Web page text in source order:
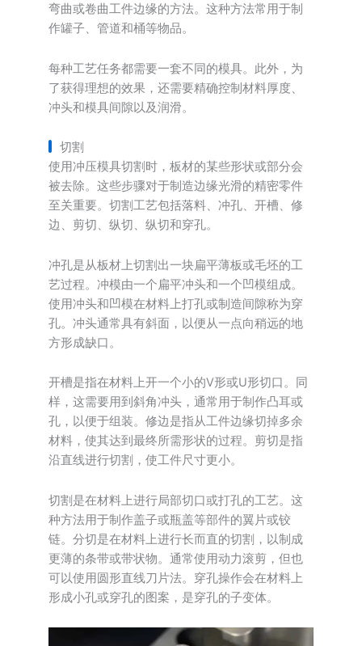
弯曲或卷曲工件边缘的方法。这种方法常用于制
作罐子、管道和桶等物品。
每种工艺任务都需要一套不同的模具。此外，为
了获得理想的效果，还需要精确控制材料厚度、
冲头和模具间隙以及润滑。
切割
使用冲压模具切割时，板材的某些形状或部分会
被去除。这些步骤对于制造边缘光滑的精密零件
至关重要。切割工艺包括落料、冲孔、开槽、修
边、剪切、纵切、纵切和穿孔。
冲孔是从板材上切割出一块扁平薄板或毛坯的工
艺过程。冲模由一个扁平冲头和一个凹模组成。
使用冲头和凹模在材料上打孔或制造间隙称为穿
孔。冲头通常具有斜面，以便从一点向稍远的地
方形成缺口。
开槽是指在材料上开一个小的V形或U形切口。同
样，这需要用到斜角冲头，通常用于制作凸耳或
孔，以便于组装。修边是指从工件边缘切掉多余
材料，使其达到最终所需形状的过程。剪切是指
沿直线进行切割，使工件尺寸更小。
切割是在材料上进行局部切口或打孔的工艺。这
种方法用于制作盖子或瓶盖等部件的翼片或铰
链。分切是在材料上进行长而直的切割，以制成
更薄的条带或带状物。通常使用动力滚剪，但也
可以使用圆形直线刀片法。穿孔操作会在材料上
形成小孔或穿孔的图案，是穿孔的子变体。